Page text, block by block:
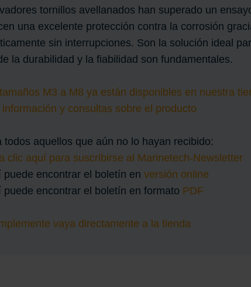
tornillos avellanados han superado un
una excelente protección contra la corrosión
sin interrupciones. Son la solución ideal
la durabilidad y la fiabilidad son fundamentales.
M3 a M8 ya están disponibles en nuestra
información y consultas sobre el producto
todos aquellos que aún no lo hayan recibido:
clic aquí para suscribirse al Marinetech-Newsletter
puede encontrar el boletín en versión online
puede encontrar el boletín en formato PDF
vaya directamente a la tienda